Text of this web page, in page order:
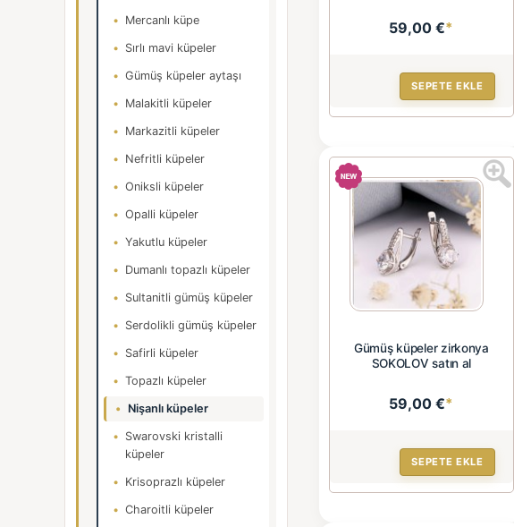
Mercanlı küpe
Sırlı mavi küpeler
Gümüş küpeler aytaşı
Malakitli küpeler
Markazitli küpeler
Nefritli küpeler
Oniksli küpeler
Opalli küpeler
Yakutlu küpeler
Dumanlı topazlı küpeler
Sultanitli gümüş küpeler
Serdolikli gümüş küpeler
Safirli küpeler
Topazlı küpeler
Nişanlı küpeler
Swarovski kristalli
küpeler
Krisoprazlı küpeler
Charoitli küpeler
59,00 €*
SEPETE EKLE
Gümüş küpeler zirkonya
SOKOLOV satın al
59,00 €*
SEPETE EKLE